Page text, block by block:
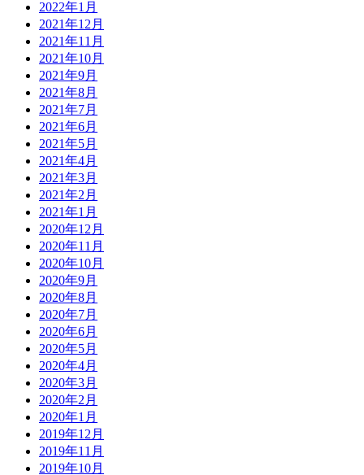
2022年1月
2021年12月
2021年11月
2021年10月
2021年9月
2021年8月
2021年7月
2021年6月
2021年5月
2021年4月
2021年3月
2021年2月
2021年1月
2020年12月
2020年11月
2020年10月
2020年9月
2020年8月
2020年7月
2020年6月
2020年5月
2020年4月
2020年3月
2020年2月
2020年1月
2019年12月
2019年11月
2019年10月